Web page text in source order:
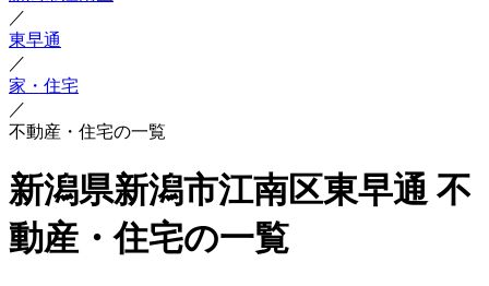
／
東早通
／
家・住宅
／
不動産・住宅の一覧
新潟県新潟市江南区東早通 不
動産・住宅の一覧